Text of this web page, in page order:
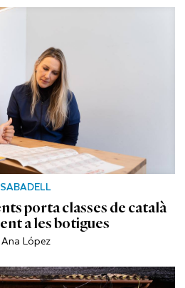
SABADELL
porta classes de català
a les botigues
Ana López